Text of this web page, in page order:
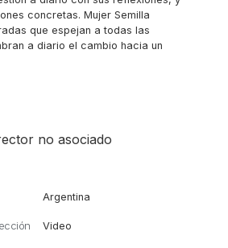
concretas. Mujer Semilla
que espejan a todas las
a diario el cambio hacia un
no asociado
Argentina
Video